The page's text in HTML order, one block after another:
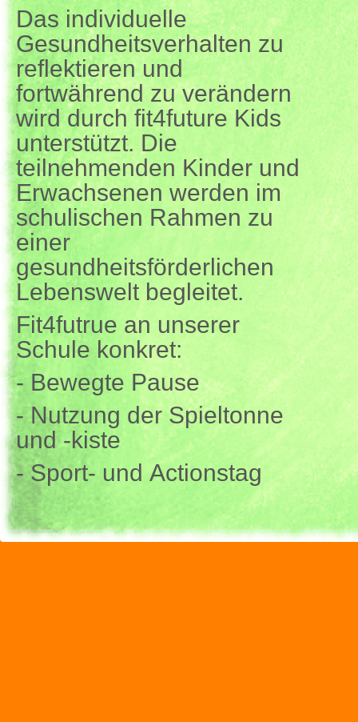
Das individuelle
Gesundheitsverhalten zu
reflektieren und
fortwährend zu verändern
wird durch fit4future Kids
unterstützt. Die
teilnehmenden Kinder und
Erwachsenen werden im
schulischen Rahmen zu
einer
gesundheitsförderlichen
Lebenswelt begleitet.
Fit4futrue an unserer
Schule konkret:
- Bewegte Pause
- Nutzung der Spieltonne
und -kiste
- Sport- und Actionstag